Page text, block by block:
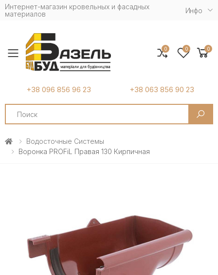
Интернет-магазин кровельных и фасадных
материалов
Инфо
Toggle mobile menu
+38 096 856 96 23 +38 063 856 90 23
Search
0 0 0
Водосточные Системы
Воронка PROFiL Правая 130 Кирпичная